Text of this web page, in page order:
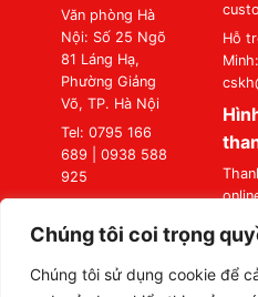
Chúng tôi coi trọng
Chúng tôi sử dụng cookie để
Văn phòng Hà
Nội: Số 25 Ngõ
81 Láng Hạ,
Phường Giảng
Võ, TP. Hà Nội
Tel: 0795 166
689 | 0938 588
925
Gòn: Số 87
Đường A4
(K300), Phường
Hỗ
Minh:
Văn